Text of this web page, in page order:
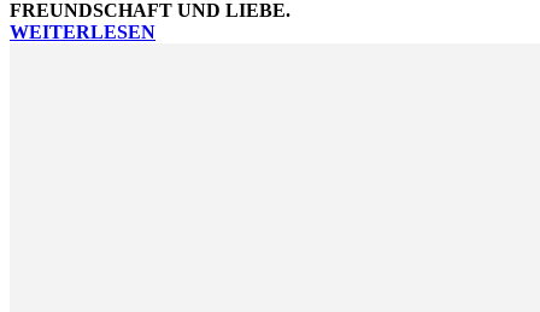
FREUNDSCHAFT UND LIEBE.
WEITERLESEN